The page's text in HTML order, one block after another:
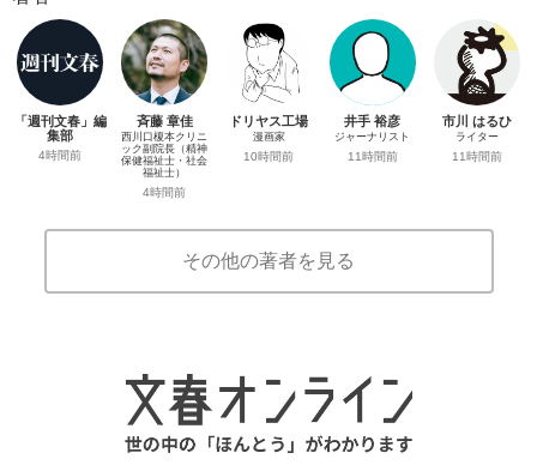
「週刊文春」編
集部
4時間前
斉藤 章佳
西川口榎本クリニ
ック副院長（精神
保健福祉士・社会
福祉士）
4時間前
ドリヤス工場
漫画家
10時間前
井手 裕彦
ジャーナリスト
11時間前
市川 はるひ
ライター
11時間前
その他の著者を見る